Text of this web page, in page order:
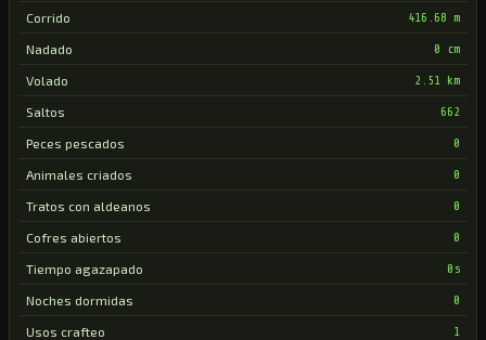
Corrido 416.68 m
Nadado 0 cm
Volado 2.51 km
Saltos 662
Peces pescados 0
Animales criados 0
Tratos con aldeanos 0
Cofres abiertos 0
Tiempo agazapado 0s
Noches dormidas 0
Usos crafteo 1